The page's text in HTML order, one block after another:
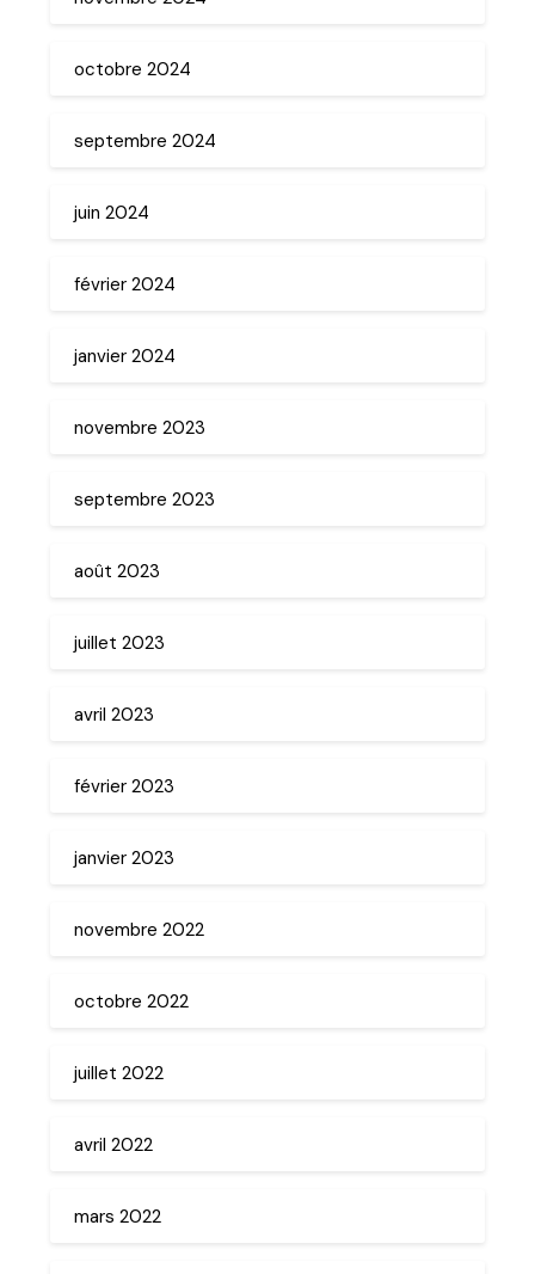
octobre 2024
septembre 2024
juin 2024
février 2024
janvier 2024
novembre 2023
septembre 2023
août 2023
juillet 2023
avril 2023
février 2023
janvier 2023
novembre 2022
octobre 2022
juillet 2022
avril 2022
mars 2022